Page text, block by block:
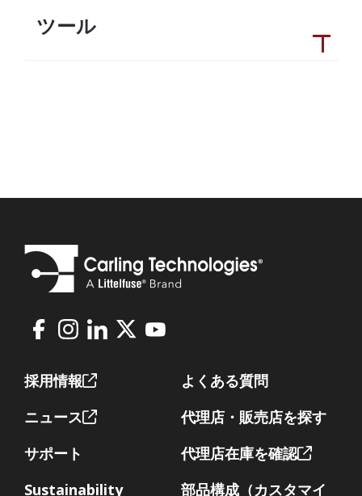
ツール
Facebook
Instagram
LinkedIn
X Youtube
Footer
採用情報
ニュース
サポート
Sustainability
よくある質問
代理店・販売店を探す
代理店在庫を確認
部品構成（カスタマイ